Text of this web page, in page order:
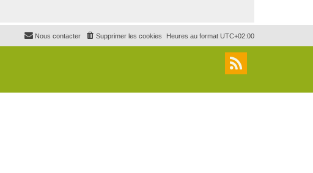
Heures au format UTC+02:00
Supprimer les cookies
Nous contacter